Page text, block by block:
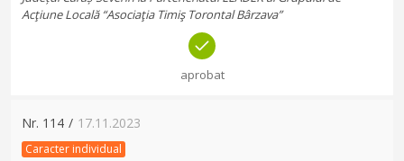
Acţiune Locală “Asociaţia Timiş Torontal Bârzava”
aprobat
Nr. 114 / 17.11.2023
Caracter individual